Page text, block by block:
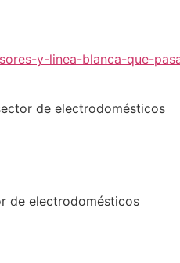
y-linea-blanca-que-
de electrodomésticos
de electrodomésticos